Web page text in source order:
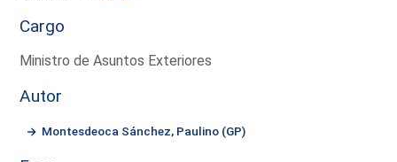
Cargo
Ministro de Asuntos Exteriores
Autor
Montesdeoca Sánchez, Paulino (GP)